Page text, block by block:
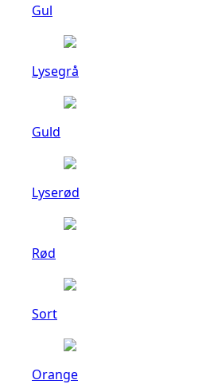
Gul
Lysegrå
Guld
Lyserød
Rød
Sort
Orange